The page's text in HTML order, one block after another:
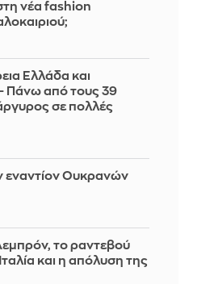
νέα fashion
Ελλάδα και
Πάνω από τους 39
σε πολλές
εναντίον Ουκρανών
το ραντεβού
και η απόλυση της